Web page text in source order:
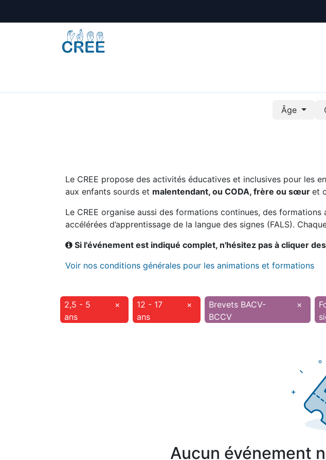
Âge
Le CREE propose des activités éducatives et inclusives pour les
aux enfants sourds et malentendant, ou CODA, frère ou sœur et
Le CREE organise aussi des formations continues, des
accélérées d’apprentissage de la langue des signes (FALS).
Si l'événement est indiqué complet, n'hésitez pas à cliquer
Voir nos conditions générales pour les animations et formations
2,5 - 5
ans
×
12 - 17
ans
×
Brevets BACV-
BCCV
×
Aucun événement